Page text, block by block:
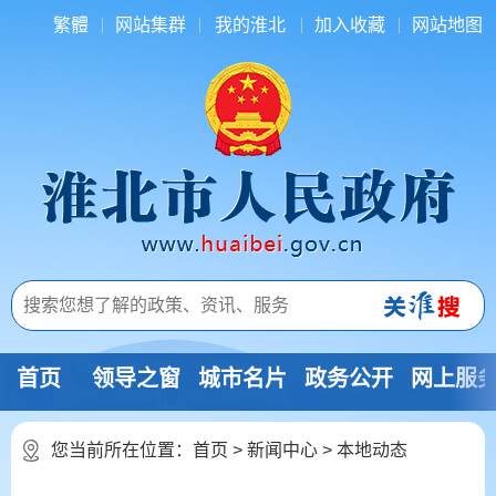
繁體 网站集群 我的淮北 加入收藏 网站地图
首页 领导之窗 城市名片 政务公开 网上服
您当前所在位置： 首页 > 新闻中心 > 本地动态